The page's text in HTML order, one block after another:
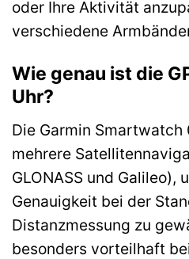
oder Ihre Aktivität
verschiedene
Wie genau ist die
Uhr?
Die Garmin
mehrere
GLONASS und Galileo),
Genauigkeit bei der
Distanzmessung zu
besonders vorteilhaft